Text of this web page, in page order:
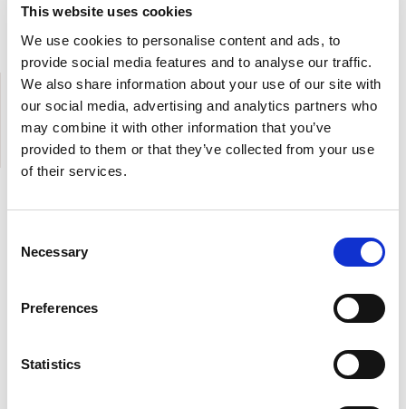
This website uses cookies
We use cookies to personalise content and ads, to
provide social media features and to analyse our traffic.
We also share information about your use of our site with
our social media, advertising and analytics partners who
may combine it with other information that you’ve
provided to them or that they’ve collected from your use
of their services.
Selection
Necessary
Preferences
Statistics
Cotture gentili e attenzione alla materia prima
IL NOSTRO RISTORANTE
RISTORANTE VISTA MARE
GAZEBO ON THE BEACH
EVENTI